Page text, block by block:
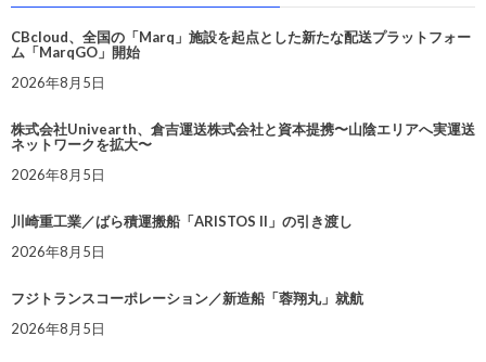
CBcloud、全国の「Marq」施設を起点とした新たな配送プラットフォー
ム「MarqGO」開始
2026年8月5日
株式会社Univearth、倉吉運送株式会社と資本提携〜山陰エリアへ実運送
ネットワークを拡大〜
2026年8月5日
川崎重工業／ばら積運搬船「ARISTOS II」の引き渡し
2026年8月5日
フジトランスコーポレーション／新造船「蓉翔丸」就航
2026年8月5日